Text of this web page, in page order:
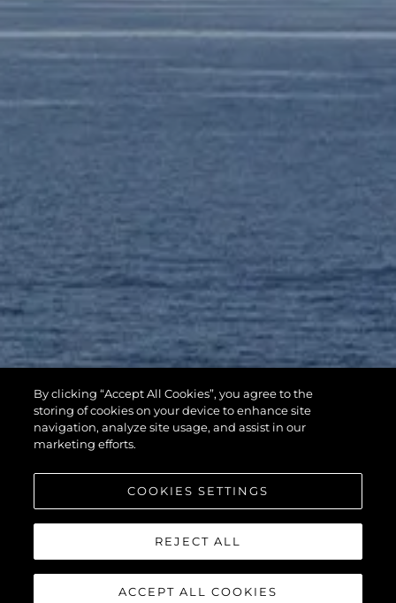
By clicking “Accept All Cookies”, you agree to the
storing of cookies on your device to enhance site
navigation, analyze site usage, and assist in our
marketing efforts.
COOKIES SETTINGS
REJECT ALL
ACCEPT ALL COOKIES